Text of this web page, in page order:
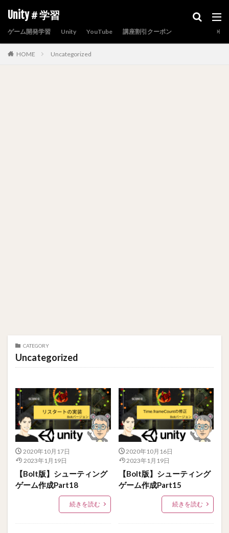
Unity＃学習
ゲーム開発学習 Unity YouTube 講座割引クーポン
HOME Uncategorized
CATEGORY
Uncategorized
2020年10月17日
2023年1月19日
【Bolt版】シューティング
ゲーム作成Part18
続きを読む
2020年10月16日
2023年1月19日
【Bolt版】シューティング
ゲーム作成Part15
続きを読む